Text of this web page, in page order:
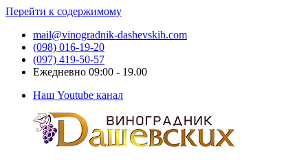
Перейти к содержимому
mail@vinogradnik-dashevskih.com
(098) 016-19-20
(097) 419-50-57
Ежедневно 09:00 - 19.00
Наш Youtube канал